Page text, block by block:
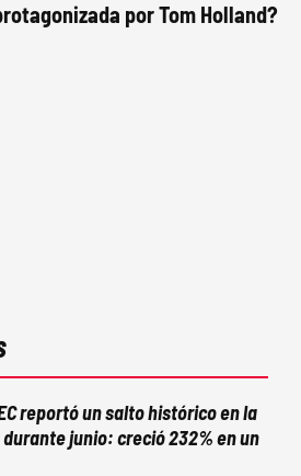
por Tom Holland?
reportó un salto histórico en la
junio: creció 232% en un